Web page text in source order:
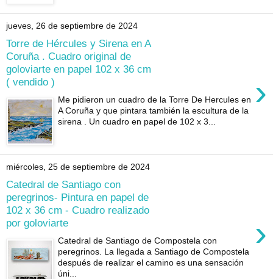
jueves, 26 de septiembre de 2024
Torre de Hércules y Sirena en A
Coruña . Cuadro original de
goloviarte en papel 102 x 36 cm
( vendido )
›
Me pidieron un cuadro de la Torre De Hercules en
A Coruña y que pintara también la escultura de la
sirena . Un cuadro en papel de 102 x 3...
miércoles, 25 de septiembre de 2024
Catedral de Santiago con
peregrinos- Pintura en papel de
102 x 36 cm - Cuadro realizado
por goloviarte
›
Catedral de Santiago de Compostela con
peregrinos. La llegada a Santiago de Compostela
después de realizar el camino es una sensación
úni...